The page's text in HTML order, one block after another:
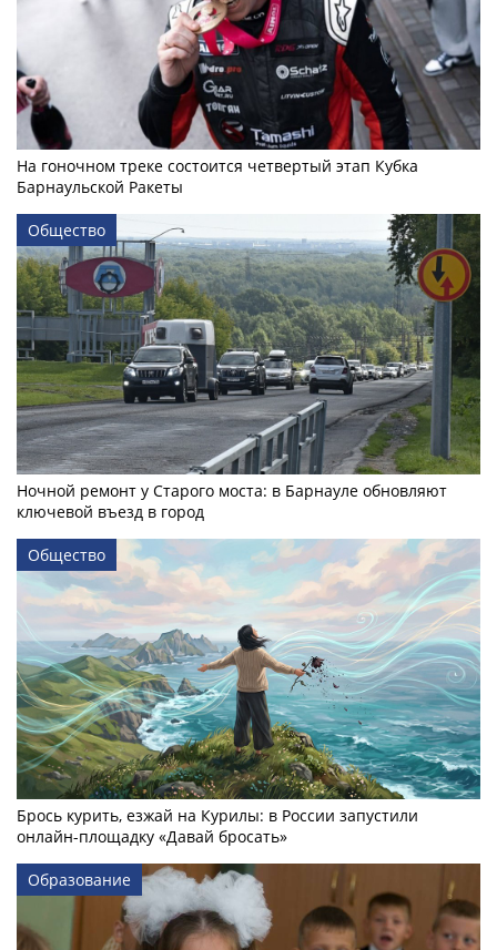
На гоночном треке состоится четвертый этап Кубка
Барнаульской Ракеты
Общество
Ночной ремонт у Старого моста: в Барнауле обновляют
ключевой въезд в город
Общество
Брось курить, езжай на Курилы: в России запустили
онлайн-­площадку «Давай бросать»
Образование